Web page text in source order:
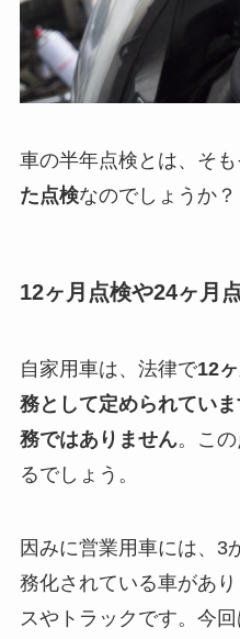
車の半年点検とは、そも
た点検なのでしょうか？
12ヶ月点検や24ヶ月
自家用車は、法律で12
務として定められてい
務ではありません。この
るでしょう。
因みに営業用車には、3
務化されている車があ
スやトラックです。今